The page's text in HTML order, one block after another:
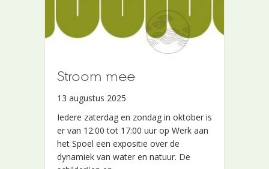
Stroom mee
13 augustus 2025
Iedere zaterdag en zondag in oktober is
er van 12:00 tot 17:00 uur op Werk aan
het Spoel een expositie over de
dynamiek van water en natuur. De
Stroom mee
13 augustus 2025
Iedere zaterdag en zondag in oktober is
er van 12:00 tot 17:00 uur op Werk aan
het Spoel een expositie over de
dynamiek van water en natuur. De